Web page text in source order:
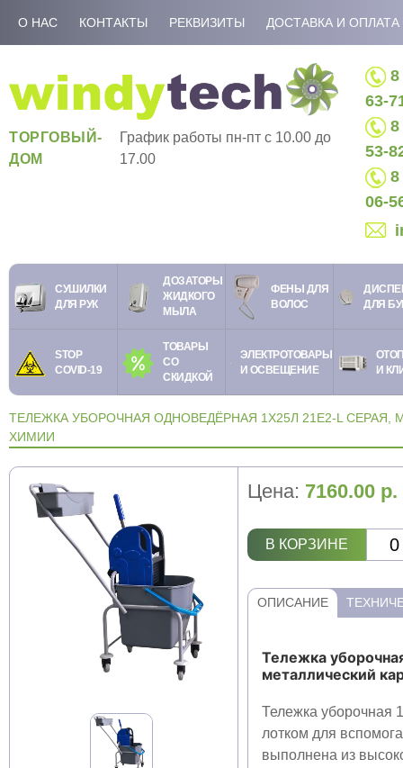
О НАС КОНТАКТЫ РЕКВИЗИТЫ ДОСТАВКА И ОПЛАТА
ТОРГОВЫЙ-
ДОМ
График работы пн-пт c 10.00 до
17.00
8
63-
8
53-
8
06-
СУШИЛКИ
ДЛЯ РУК
ДОЗАТОРЫ
ЖИДКОГО
МЫЛА
ФЕНЫ ДЛЯ
ВОЛОС
ДЛЯ
STOP
COVID-19
ТОВАРЫ
СО
СКИДКОЙ
ЭЛЕКТРОТОВАРЫ
И ОСВЕЩЕНИЕ
И
ТЕЛЕЖКА УБОРОЧНАЯ ОДНОВЕДЁРНАЯ 1X25Л 21E2-L
ХИМИИ
Цена: 7160.00 р.
В КОРЗИНЕ
ОПИСАНИЕ
Тележка
металлический
Тележка уборочная
лотком для
выполнена из